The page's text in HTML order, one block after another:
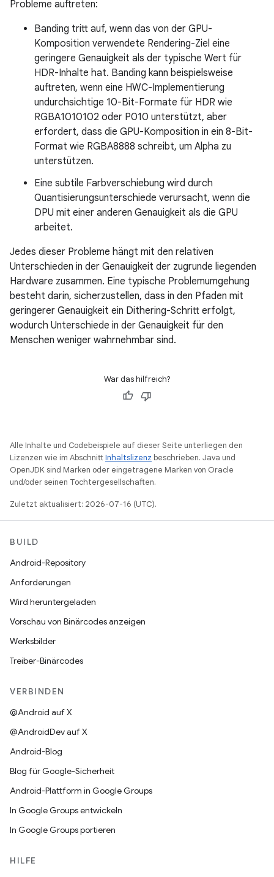
Probleme auftreten:
Banding tritt auf, wenn das von der GPU-
Komposition verwendete Rendering-Ziel eine
geringere Genauigkeit als der typische Wert für
HDR-Inhalte hat. Banding kann beispielsweise
auftreten, wenn eine HWC-Implementierung
undurchsichtige 10-Bit-Formate für HDR wie
RGBA1010102 oder P010 unterstützt, aber
erfordert, dass die GPU-Komposition in ein 8-Bit-
Format wie RGBA8888 schreibt, um Alpha zu
unterstützen.
Eine subtile Farbverschiebung wird durch
Quantisierungsunterschiede verursacht, wenn die
DPU mit einer anderen Genauigkeit als die GPU
arbeitet.
Jedes dieser Probleme hängt mit den relativen
Unterschieden in der Genauigkeit der zugrunde liegenden
Hardware zusammen. Eine typische Problemumgehung
besteht darin, sicherzustellen, dass in den Pfaden mit
geringerer Genauigkeit ein Dithering-Schritt erfolgt,
wodurch Unterschiede in der Genauigkeit für den
Menschen weniger wahrnehmbar sind.
War das hilfreich?
Alle Inhalte und Codebeispiele auf dieser Seite unterliegen den
Lizenzen wie im AbschnittInhaltslizenz beschrieben. Java und
OpenJDK sind Marken oder eingetragene Marken von Oracle
und/oder seinen Tochtergesellschaften.
Zuletzt aktualisiert: 2026-07-16 (UTC).
BUILD
Android-Repository
Anforderungen
Wird heruntergeladen
Vorschau von Binärcodes anzeigen
Werksbilder
Treiber-Binärcodes
VERBINDEN
@Android auf X
@AndroidDev auf X
Android-Blog
Blog für Google-Sicherheit
Android-Plattform in Google Groups
In Google Groups entwickeln
In Google Groups portieren
HILFE